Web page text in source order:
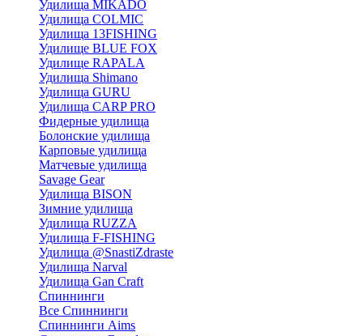
Удилища MIKADO
Удилища COLMIC
Удилища 13FISHING
Удилище BLUE FOX
Удилище RAPALA
Удилища Shimano
Удилища GURU
Удилища CARP PRO
Фидерные удилища
Болонские удилища
Карповые удилища
Матчевые удилища
Savage Gear
Удилища BISON
Зимние удилища
Удилища RUZZA
Удилища F-FISHING
Удилища @SnastiZdraste
Удилища Narval
Удилища Gan Craft
Спиннинги
Все Спиннинги
Спиннинги Aims